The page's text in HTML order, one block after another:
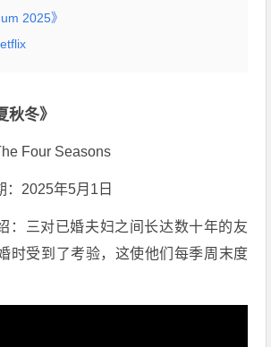
2025》
秋冬》
Four Seasons
：2025年5月1日
：三对已婚夫妇之间长达数十年的友
时受到了考验，这使他们每季周末度